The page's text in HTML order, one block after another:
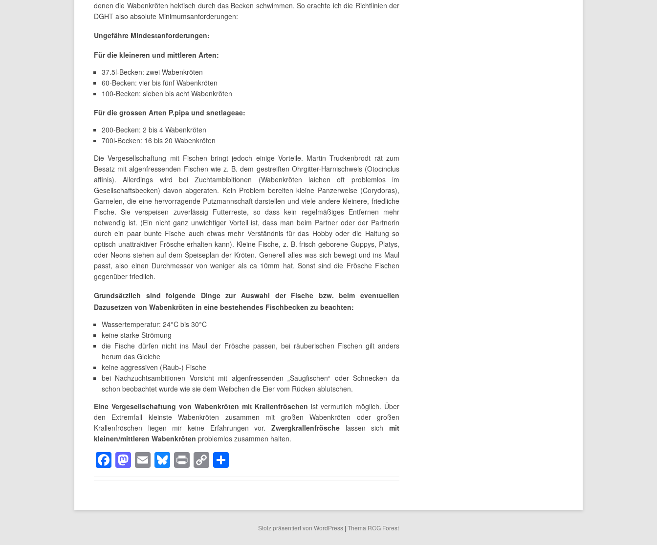
denen die Wabenkröten hektisch durch das Becken schwimmen. So erachte ich die Richtlinien der
DGHT also absolute Minimumsanforderungen:
Ungefähre Mindestanforderungen:
Für die kleineren und mittleren Arten:
37.5l-Becken: zwei Wabenkröten
60-Becken: vier bis fünf Wabenkröten
100-Becken: sieben bis acht Wabenkröten
Für die grossen Arten P.pipa und snetlageae:
200-Becken: 2 bis 4 Wabenkröten
700l-Becken: 16 bis 20 Wabenkröten
Die Vergesellschaftung mit Fischen bringt jedoch einige Vorteile. Martin Truckenbrodt rät zum
Besatz mit algenfressenden Fischen wie z. B. dem gestreiften Ohrgitter-Harnischwels (Otocinclus
affinis). Allerdings wird bei Zuchtambibitionen (Wabenkröten laichen oft problemlos im
Gesellschaftsbecken) davon abgeraten. Kein Problem bereiten kleine Panzerwelse (Corydoras),
Garnelen, die eine hervorragende Putzmannschaft darstellen und viele andere kleinere, friedliche
Fische. Sie verspeisen zuverlässig Futterreste, so dass kein regelmäßiges Entfernen mehr
notwendig ist. (Ein nicht ganz unwichtiger Vorteil ist, dass man beim Partner oder der Partnerin
durch ein paar bunte Fische auch etwas mehr Verständnis für das Hobby oder die Haltung so
optisch unattraktiver Frösche erhalten kann). Kleine Fische, z. B. frisch geborene Guppys, Platys,
oder Neons stehen auf dem Speiseplan der Kröten. Generell alles was sich bewegt und ins Maul
passt, also einen Durchmesser von weniger als ca 10mm hat. Sonst sind die Frösche Fischen
gegenüber friedlich.
Grundsätzlich sind folgende Dinge zur Auswahl der Fische bzw. beim eventuellen
Dazusetzen von Wabenkröten in eine bestehendes Fischbecken zu beachten:
Wassertemperatur: 24°C bis 30°C
keine starke Strömung
die Fische dürfen nicht ins Maul der Frösche passen, bei räuberischen Fischen gilt anders
herum das Gleiche
keine aggressiven (Raub-) Fische
bei Nachzuchtsambitionen Vorsicht mit algenfressenden „Saugfischen“ oder Schnecken da
schon beobachtet wurde wie sie dem Weibchen die Eier vom Rücken ablutschen.
Eine Vergesellschaftung von Wabenkröten mit Krallenfröschen ist vermutlich möglich. Über
den Extremfall kleinste Wabenkröten zusammen mit großen Wabenkröten oder großen
Krallenfröschen liegen mir keine Erfahrungen vor. Zwergkrallenfrösche lassen sich mit
kleinen/mittleren Wabenkröten problemlos zusammen halten.
F
e
M
o
E Bl
sk
Pr C
y n
Stolz präsentiert von WordPress | Thema RCG Forest